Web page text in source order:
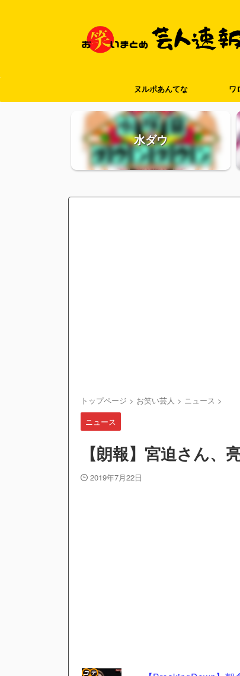
ヌルポあんてな ワ
水ダウ
トップページ > お笑い芸人 > ニュース >
ニュース
【朗報】宮迫さん、
2019年7月22日